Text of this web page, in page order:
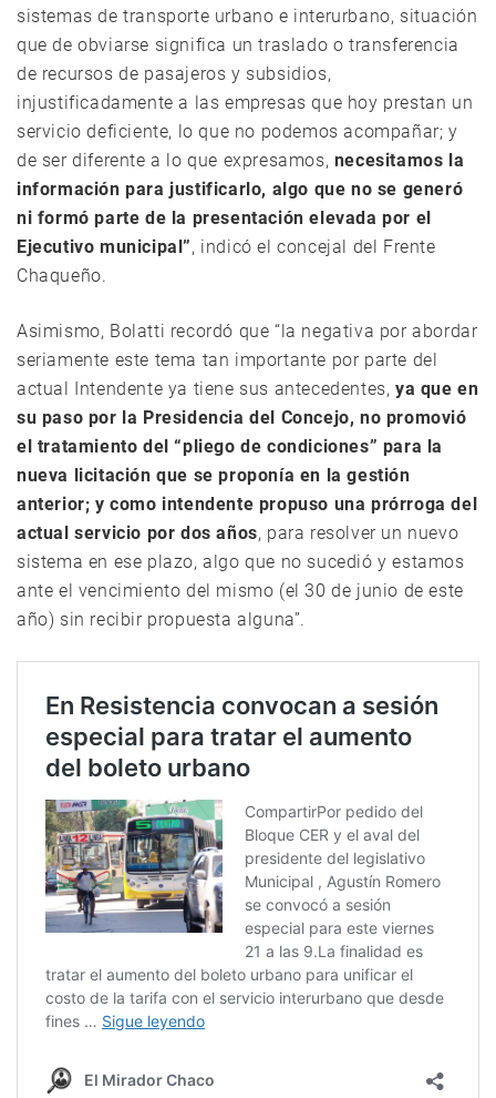
sistemas de transporte urbano e interurbano, situación
que de obviarse significa un traslado o transferencia
de recursos de pasajeros y subsidios,
injustificadamente a las empresas que hoy prestan un
servicio deficiente, lo que no podemos acompañar; y
de ser diferente a lo que expresamos, necesitamos la
información para justificarlo, algo que no se generó
ni formó parte de la presentación elevada por el
Ejecutivo municipal”, indicó el concejal del Frente
Chaqueño.
Asimismo, Bolatti recordó que “la negativa por abordar
seriamente este tema tan importante por parte del
actual Intendente ya tiene sus antecedentes,ya que en
su paso por la Presidencia del Concejo, no promovió
el tratamiento del “pliego de condiciones” para la
nueva licitación que se proponía en la gestión
anterior; y como intendente propuso una prórroga del
actual servicio por dos años, para resolver un nuevo
sistema en ese plazo, algo que no sucedió y estamos
ante el vencimiento del mismo (el 30 de junio de este
año) sin recibir propuesta alguna”.